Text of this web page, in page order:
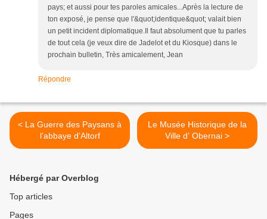
pays; et aussi pour tes paroles amicales...Après la lecture de
ton exposé, je pense que l'&quot;identique&quot; valait bien
un petit incident diplomatique.Il faut absolument que tu parles
de tout cela (je veux dire de Jadelot et du Kiosque) dans le
prochain bulletin, Très amicalement, Jean
Répondre
< La Guerre des Paysans à
l’abbaye d’Altorf
Le Musée Historique de la
Ville d’ Obernai >
Hébergé par Overblog
Top articles
Pages